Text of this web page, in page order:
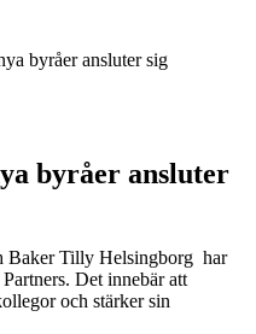
byråer ansluter sig
byråer ansluter
Baker Tilly Helsingborg har
Det innebär att
och stärker sin